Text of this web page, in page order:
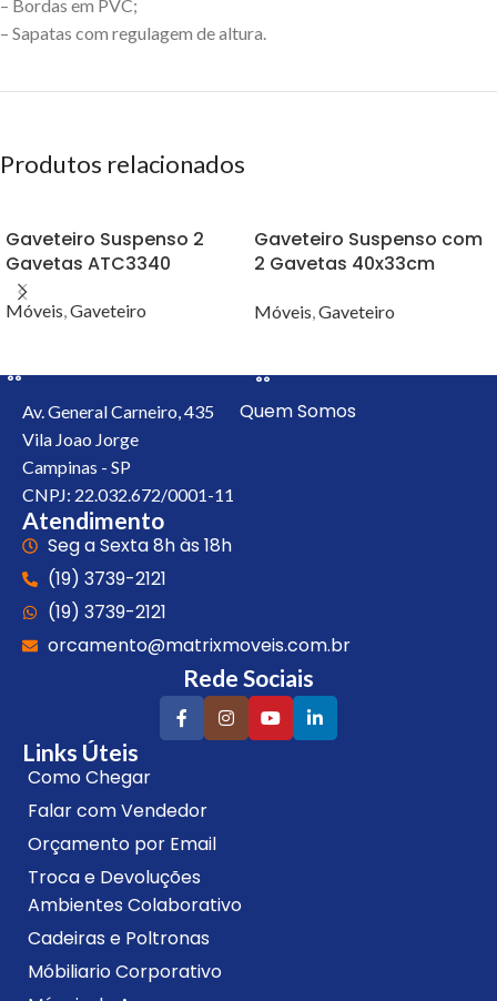
– Bordas em PVC;
– Sapatas com regulagem de altura.
Produtos relacionados
Gaveteiro Suspenso 2
Gavetas ATC3340
Móveis,Gaveteiro
Gaveteiro Suspenso com
2 Gavetas 40x33cm
Móveis,Gaveteiro
Av. General Carneiro, 435
Vila Joao Jorge
Campinas - SP
CNPJ: 22.032.672/0001-11
Quem Somos
Atendimento
Seg a Sexta 8h às 18h
(19) 3739-2121
(19) 3739-2121
orcamento@matrixmoveis.com.br
Rede Sociais
Links Úteis
Como Chegar
Falar com Vendedor
Orçamento por Email
Troca e Devoluções
Ambientes Colaborativo
Cadeiras e Poltronas
Móbiliario Corporativo